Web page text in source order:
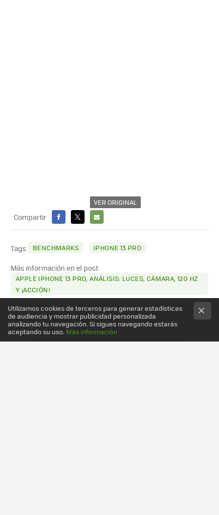
VER ORIGINAL
Compartir
FACEBOOK
X
E-
MAIL
Tags BENCHMARKS IPHONE 13 PRO
Más información en el post
APPLE IPHONE 13 PRO, ANÁLISIS: LUCES, CÁMARA, 120 HZ
Y ¡ACCIÓN!
Utilizamos cookies de terceros para generar estadísticas
de audiencia y mostrar publicidad personalizada
analizando tu navegación. Si sigues navegando estarás
aceptando su uso. Más información